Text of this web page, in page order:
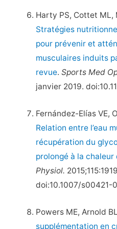
Harty PS, Cottet ML,
Stratégies
pour prévenir et
musculaires induits
revue.Sports Med
janvier 2019.
Fernández-Elías VE,
Relation entre l’eau
récupération du
prolongé à la chaleur
Physiol.
doi:10.1007/s00421-
Powers ME, Arnold
supplémentation en